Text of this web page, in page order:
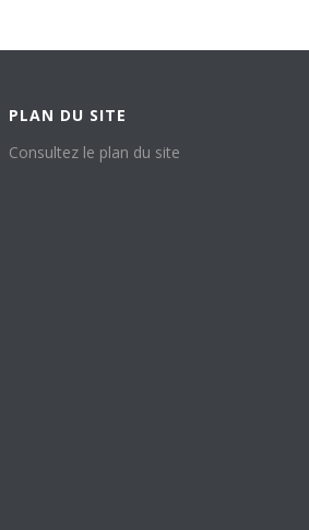
PLAN DU SITE
Consultez le plan du site